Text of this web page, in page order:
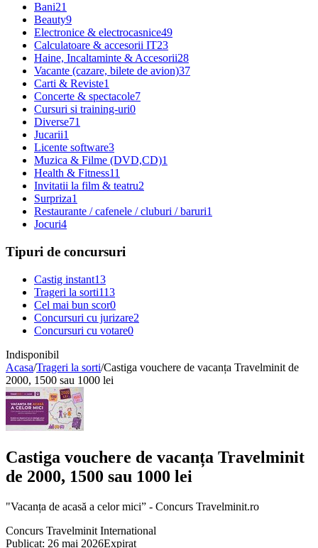
Bani21
Beauty9
Electronice & electrocasnice49
Calculatoare & accesorii IT23
Haine, Incaltaminte & Accesorii28
Vacante (cazare, bilete de avion)37
Carti & Reviste1
Concerte & spectacole7
Cursuri si training-uri0
Diverse71
Jucarii1
Licente software3
Muzica & Filme (DVD,CD)1
Health & Fitness11
Invitatii la film & teatru2
Surpriza1
Restaurante / cafenele / cluburi / baruri1
Jocuri4
Tipuri de concursuri
Castig instant13
Trageri la sorti113
Cel mai bun scor0
Concursuri cu jurizare2
Concursuri cu votare0
Indisponibil
Acasa/Trageri la sorti/Castiga vouchere de vacanța Travelminit de
2000, 1500 sau 1000 lei
Castiga vouchere de vacanța Travelminit
de 2000, 1500 sau 1000 lei
"Vacanța de acasă a celor mici” - Concurs Travelminit.ro
Concurs Travelminit International
Publicat: 26 mai 2026Expirat